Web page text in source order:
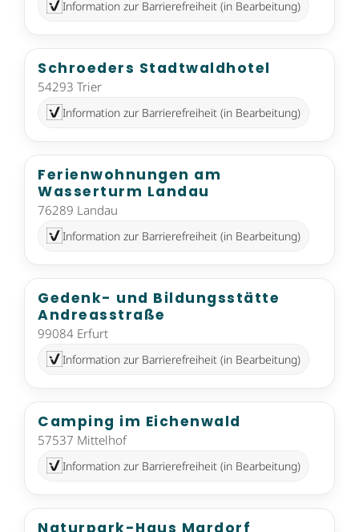
Information zur Barrierefreiheit (in Bearbeitung)
Schroeders Stadtwaldhotel
54293 Trier
Information zur Barrierefreiheit (in Bearbeitung)
Ferienwohnungen am
Wasserturm Landau
76289 Landau
Information zur Barrierefreiheit (in Bearbeitung)
Gedenk- und Bildungsstätte
Andreasstraße
99084 Erfurt
Information zur Barrierefreiheit (in Bearbeitung)
Camping im Eichenwald
57537 Mittelhof
Information zur Barrierefreiheit (in Bearbeitung)
Naturpark-Haus Mardorf